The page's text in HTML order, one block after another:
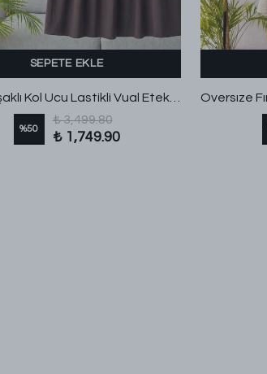
SEPETE EKLE
İnce Kuşaklı Kol Ucu Lastikli Vual Etekli Takım Kahve
%50
₺ 3,499.80
₺ 1,749.90